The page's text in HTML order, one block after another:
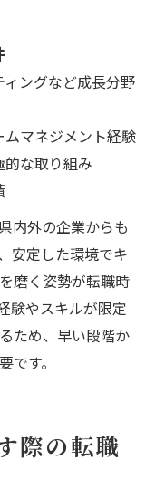
ングなど成長分野
マネジメント経験
な取り組み
内外の企業からも
安定した環境でキ
磨く姿勢が転職時
験やスキルが限定
ため、早い段階か
です。
際の転職